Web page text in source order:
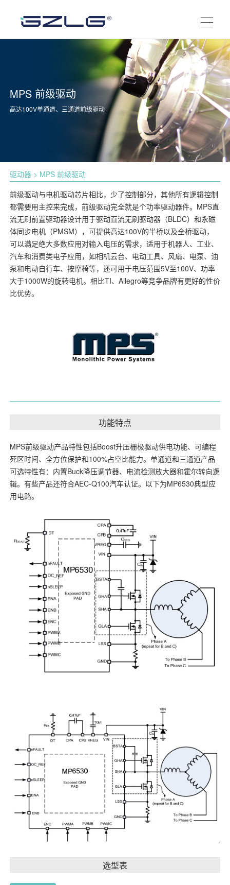
MPS 前级驱动
高达100V单通道、三通道前级驱动
驱动器 > MPS 前级驱动
前级驱动与电机驱动芯片相比，少了控制部分，其他所有逻辑控制
都需要用主控来完成，前级驱动完全就是个功率驱动器件。MPS直
流无刷前置驱动器设计用于驱动直流无刷驱动器（BLDC）和永磁
体同步电机（PMSM），可提供高达100V的半桥以及全桥驱动，
可以满足绝大多数应用对输入电压的需求，适用于机器人、工业、
汽车和消费类电子应用，如相机云台、电动工具、风扇、电泵、油
泵和电动自行车、按摩椅等，还可用于电压范围5V至100V、功率
大于1000W的旋转电机。相比TI、Allegro等竞争品牌有更好的性价
比优势。
功能特点
MPS前级驱动产品特性包括Boost升压栅极驱动供电功能、可编程
死区时间、全方位保护和100%占空比能力。单通道和三通道产品
可选特性有：内置Buck降压调节器、电流检测放大器和霍尔转向逻
辑。有些产品还符合AEC-Q100汽车认证。以下为MP6530典型应
用电路。
选型表